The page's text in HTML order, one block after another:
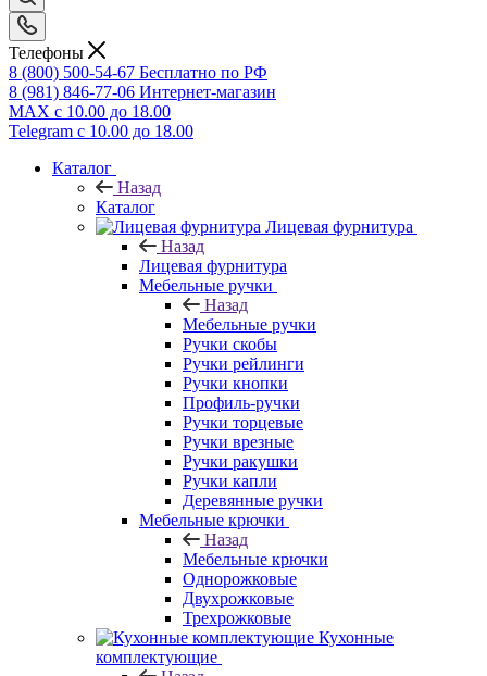
Телефоны
8 (800) 500-54-67 Бесплатно по РФ
8 (981) 846-77-06 Интернет-магазин
MAX с 10.00 до 18.00
Telegram с 10.00 до 18.00
Каталог
Назад
Каталог
Лицевая фурнитура
Назад
Лицевая фурнитура
Мебельные ручки
Назад
Мебельные ручки
Ручки скобы
Ручки рейлинги
Ручки кнопки
Профиль-ручки
Ручки торцевые
Ручки врезные
Ручки ракушки
Ручки капли
Деревянные ручки
Мебельные крючки
Назад
Мебельные крючки
Однорожковые
Двухрожковые
Трехрожковые
Кухонные
комплектующие